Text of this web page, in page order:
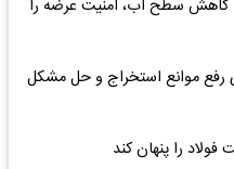
کاهش سطح آب، امنیت عرضه را
رفع موانع استخراج و حل مشکل
را پنهان کند